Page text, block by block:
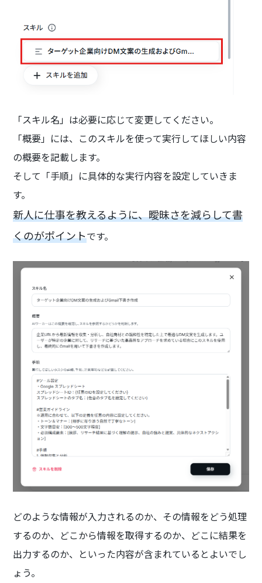
「スキル名」は必要に応じて変更してください。
「概要」には、このスキルを使って実行してほしい内容
の概要を記載します。
そして「手順」に具体的な実行内容を設定していきま
す。
新人に仕事を教えるように、曖昧さを減らして書
くのがポイントです。
どのような情報が入力されるのか、その情報をどう処理
するのか、どこから情報を取得するのか、どこに結果を
出力するのか、といった内容が含まれているとよいでし
ょう。